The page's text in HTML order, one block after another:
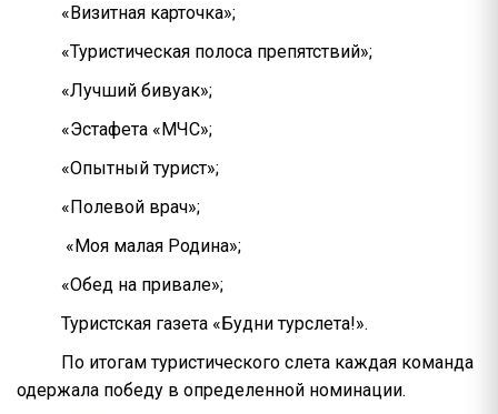
«Визитная карточка»;
«Туристическая полоса препятствий»;
«Лучший бивуак»;
«Эстафета «МЧС»;
«Опытный турист»;
«Полевой врач»;
«Моя малая Родина»;
«Обед на привале»;
Туристская газета «Будни турслета!».
По итогам туристического слета каждая команда
одержала победу в определенной номинации.